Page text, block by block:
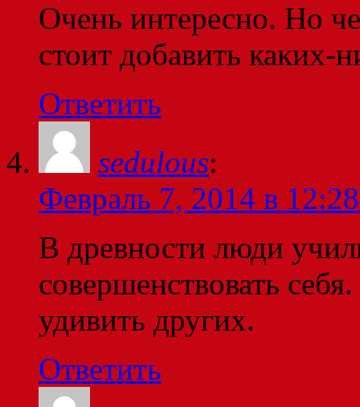
Очень интересно. Но
стоит добавить каких-
Ответить
sedulous:
Февраль 7, 2014 в
В древности люди
совершенствовать
удивить других.
Ответить